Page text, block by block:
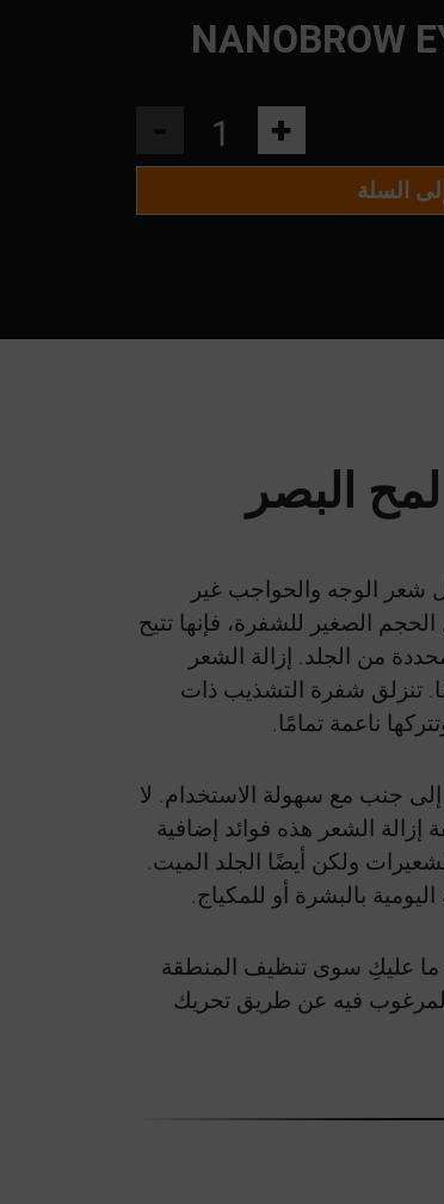
NANOBROW
+
السلة
شعر الوجه والحواجب غير
الصغير للشفرة، فإنها تتيح
من الجلد. إزالة الشعر
تنزلق شفرة التشذيب ذات
ناعمة تمامًا.
إلى جنب مع سهولة الاستخدام. لا
إزالة الشعر هذه فوائد إضافية
ولكن أيضًا الجلد الميت.
بالبشرة أو للمكياج.
- ما عليكِ سوى تنظيف المنطقة
المرغوب فيه عن طريق تحريك